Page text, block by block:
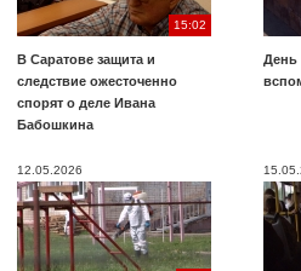
15:02
В Саратове защита и
следствие ожесточенно
спорят о деле Ивана
Бабошкина
День
12.05.2026